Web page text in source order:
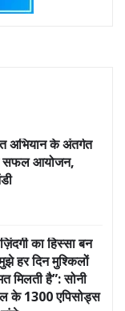
अभियान के अंतर्गत
सफल आयोजन,
ज़िंदगी का हिस्सा बन
हर दिन मुश्किलों
मिलती है”: सोनी
के 1300 एपिसोड्स